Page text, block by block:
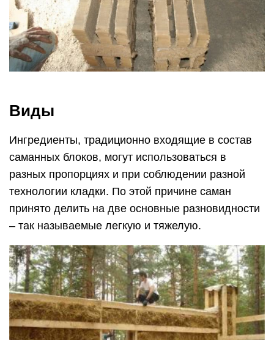
Виды
Ингредиенты, традиционно входящие в состав
саманных блоков, могут использоваться в
разных пропорциях и при соблюдении разной
технологии кладки. По этой причине саман
принято делить на две основные разновидности
– так называемые легкую и тяжелую.